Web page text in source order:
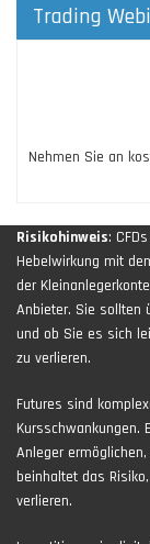
Trading
Nehmen Sie an
Risikohinweis:
Hebelwirkung mit
der
Anbieter. Sie sollten
und ob Sie es sich
zu verlieren.
Futures sind
Kursschwankungen.
Anleger
beinhaltet das
verlieren.